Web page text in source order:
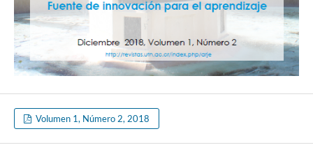
Volumen 1, Número 2, 2018